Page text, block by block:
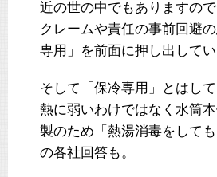
近の世の中でもありますの
クレームや責任の事前回避
専用」を前面に押し出してい
そして「保冷専用」とはし
熱に弱いわけではなく水筒
製のため「熱湯消毒をして
の各社回答も。